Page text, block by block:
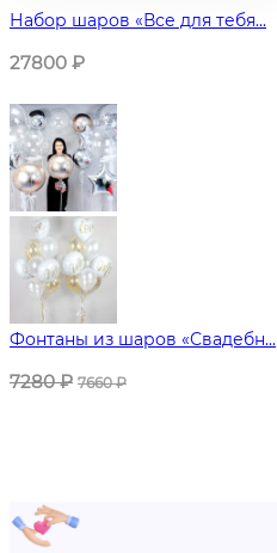
Набор шаров «Все для тебя...
27800 ₽
Фонтаны из шаров «Свадебн...
7280₽ 7660₽